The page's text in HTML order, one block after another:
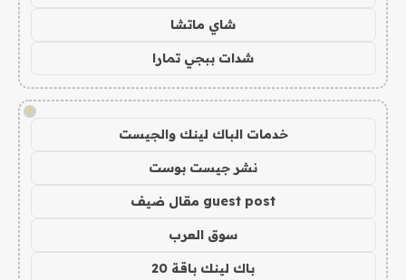
شاي ماتشا
شدات ببجي تمارا
!
خدمات الباك لينك والجيست
نشر جيست بوست
guest post مقال ضيف
سوق العرب
باك لينك باقة 20